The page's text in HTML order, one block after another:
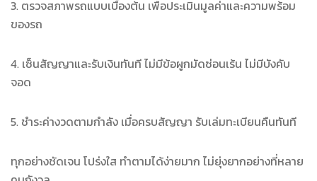
3. ตรวจสภาพรถแบบเบื้องต้น เพื่อประเมินมูลค่าและความพร้อม
ของรถ
4. เซ็นสัญญาและรับเงินทันที ไม่มีข้อผูกมัดซ่อนเร้น ไม่มีบังคับ
จอด
5. ชำระค่างวดตามกำลัง เมื่อครบสัญญา รับเล่มทะเบียนคืนทันที
ทุกอย่างชัดเจน โปร่งใส ทำตามได้ง่ายมาก ไม่ยุ่งยากอย่างที่หลาย